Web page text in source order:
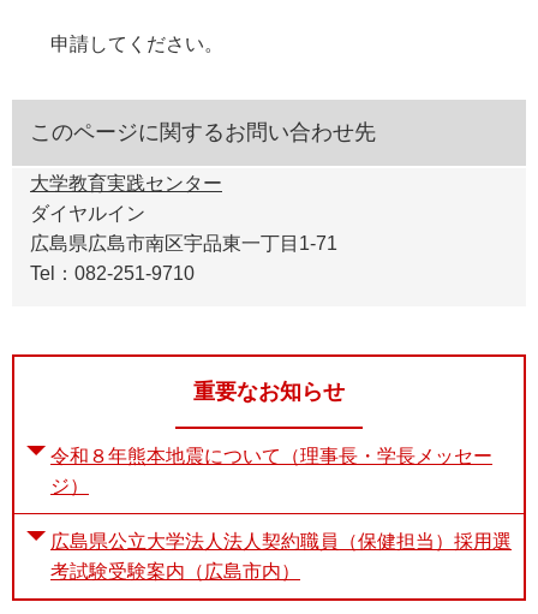
申請してください。​
このページに関するお問い合わせ先
大学教育実践センター
ダイヤルイン
広島県広島市南区宇品東一丁目1-71
Tel：082-251-9710
重要なお知らせ
令和８年熊本地震について（理事長・学長メッセー
ジ）
広島県公立大学法人法人契約職員（保健担当）採用選
考試験受験案内（広島市内）